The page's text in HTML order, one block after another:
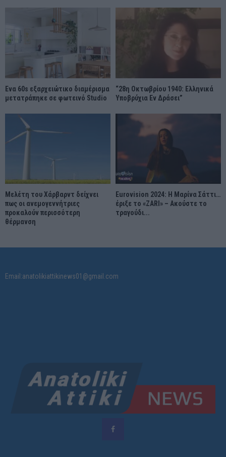
Ένα 60s εξαρχειώτικο διαμέρισμα
μετατράπηκε σε φωτεινό Studio
“28η Οκτωβρίου 1940: Ελληνικά
Υποβρύχια Εν Δράσει”
Μελέτη του Χάρβαρντ δείχνει
πως οι ανεμογεννήτριες
προκαλούν περισσότερη
θέρμανση
Eurovision 2024: Η Μαρίνα Σάττι…
έριξε το «ZARI» – Ακούστε το
τραγούδι...
Email:anatolikiattikinews01@gmail.com